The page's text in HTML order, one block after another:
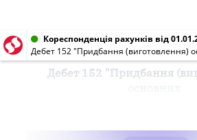
Кореспонденція рахунків від
Дебет 152 "Придбання